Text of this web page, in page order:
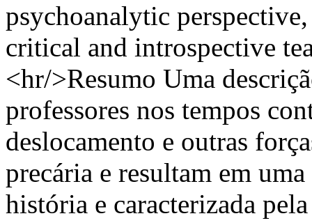
psychoanalytic
critical and introspective
<hr/>Resumo Uma
professores nos tempos
deslocamento e outras
precária e resultam em
história e caracterizada